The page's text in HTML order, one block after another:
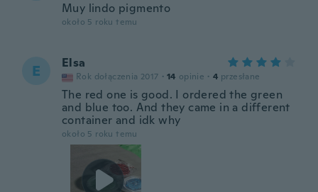
Muy lindo pigmento
około 5 roku temu
E Elsa
Rok dołączenia 2017 · 14 opinie · 4 przesłane
The red one is good. I ordered the green
and blue too. And they came in a different
container and idk why
około 5 roku temu